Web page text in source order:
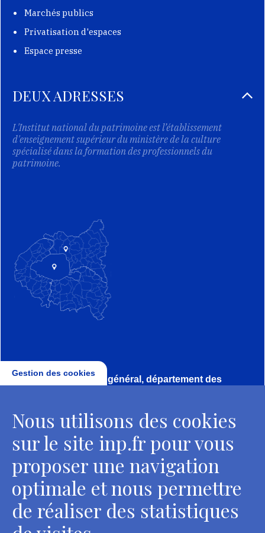
Marchés publics
Privatisation d'espaces
Espace presse
DEUX ADRESSES
L'Institut national du patrimoine est l’établissement
d'enseignement supérieur du ministère de la culture
spécialisé dans la formation des professionnels du
patrimoine.
Direction, secrétariat général, département des
2 rue Vivienne - 75002 Paris
Tél. : + 33 1 44 41 16 41
Contacts
Département des restaurateurs
Gestion des cookies
Nous utilisons des cookies
sur le site inp.fr pour vous
proposer une navigation
optimale et nous permettre
de réaliser des statistiques